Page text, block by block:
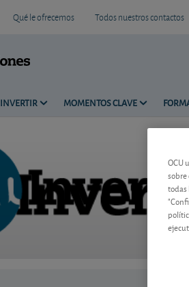
Qué le ofrecemos Todos nuestros contactos
INVERTIR MOMENTOS CLAVE
OCU
todas